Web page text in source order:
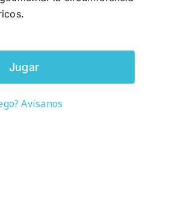
Jugar
Avísanos